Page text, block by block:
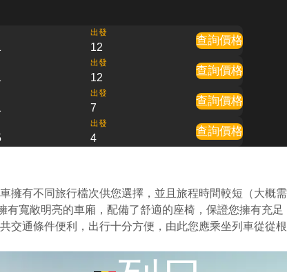
出發
12
查詢價格
出發
12
查詢價格
出發
7
查詢價格
出發
4
查詢價格
擁有不同旅行檔次供您選擇，並且旅程時間較短（大概需
寬敞明亮的車廂，配備了舒適的座椅，保證您擁有充足
交通條件便利，出行十分方便，由此您應乘坐列車從從根